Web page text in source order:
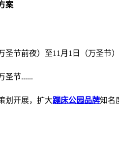
案
圣节前夜）至11月1日（万圣节
圣节......
划开展，扩大蹦床公园品牌知名